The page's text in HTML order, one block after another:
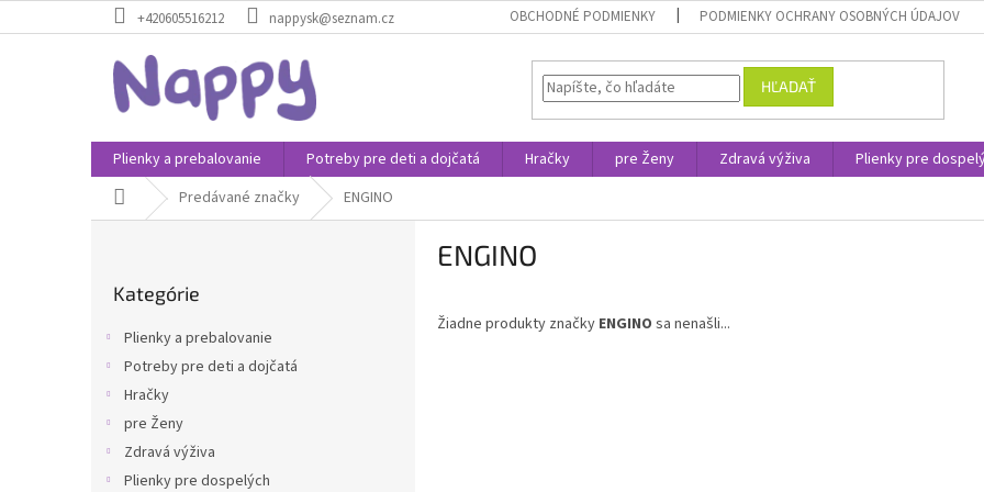
na
+420605516212 nappysk@seznam.cz OBCHODNÉ PODMIENKY PODMIENKY OCHRANY OSOBNÝCH ÚDAJOV
HĽADAŤ
Plienky a prebalovanie Potreby pre deti a dojčatá Hračky pre Ženy Zdravá výživa Plienky pre
DomovPredávané značky ENGINO
kategórie
Kategórie
Plienky a prebalovanie
Potreby pre deti a dojčatá
Hračky
pre Ženy
Zdravá výživa
Plienky pre dospelých
ENGINO
Žiadne produkty značky ENGINO sa nenašli...